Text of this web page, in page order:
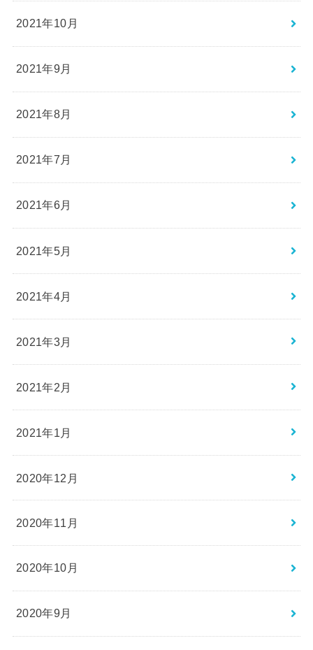
2021年10月
2021年9月
2021年8月
2021年7月
2021年6月
2021年5月
2021年4月
2021年3月
2021年2月
2021年1月
2020年12月
2020年11月
2020年10月
2020年9月